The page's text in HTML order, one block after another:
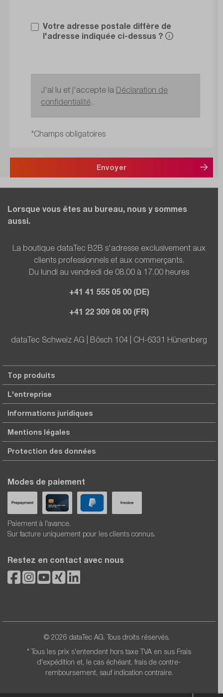
Votre adresse postale diffère de
l'adresse indiquée ci-dessus ?
J'ai lu et j'accepte la Déclaration de
confidentialité.
*Champs obligatoires
Envoyer
Lorsque vous êtes au bureau, nous y sommes
aussi.
La boutique dataTec B2B s'adresse exclusivement aux
clients professionnels et aux commerçants.
Du lundi au vendredi de 08.00 à 17.00 heures
+41 41 555 05 00 (DE)
+41 22 309 08 00 (FR)
dataTec Schweiz AG | Bösch 104 | CH-6331 Hünenberg
Top produits
L'entreprise
Informations juridiques
Mentions légales
Protection des données
Modes de paiement
Paiement à l'avance.
Sur facture uniquement pour les clients connus.
Restez en contact avec nous
© 2026 dataTec AG. Tous droits réservés.
* Tous les prix s'entendent hors taxe TVA en sus Frais
d'expédition et, le cas échéant, frais de contre-
remboursement, sauf indication contraire.